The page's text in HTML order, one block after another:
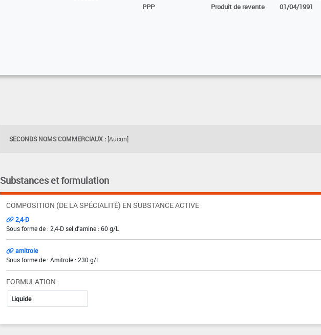
PPP
Produit de revente
01/04/1991
SECONDS NOMS COMMERCIAUX : [Aucun]
Substances et formulation
COMPOSITION (DE LA SPÉCIALITÉ) EN SUBSTANCE ACTIVE
2,4-D
Sous forme de : 2,4-D sel d'amine : 60 g/L
amitrole
Sous forme de : Amitrole : 230 g/L
FORMULATION
Liquide